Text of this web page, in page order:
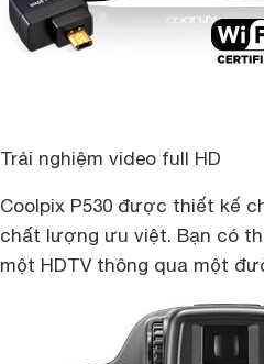
Trải nghiệm video full HD
Coolpix P530 được thiết kế
chất lượng ưu việt. Bạn có
một HDTV thông qua một